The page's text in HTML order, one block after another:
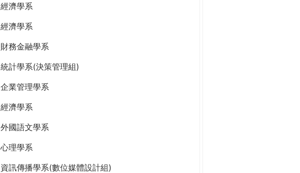
經濟學系
經濟學系
財務金融學系
統計學系(決策管理組)
企業管理學系
經濟學系
外國語文學系
心理學系
資訊傳播學系(數位媒體設計組)